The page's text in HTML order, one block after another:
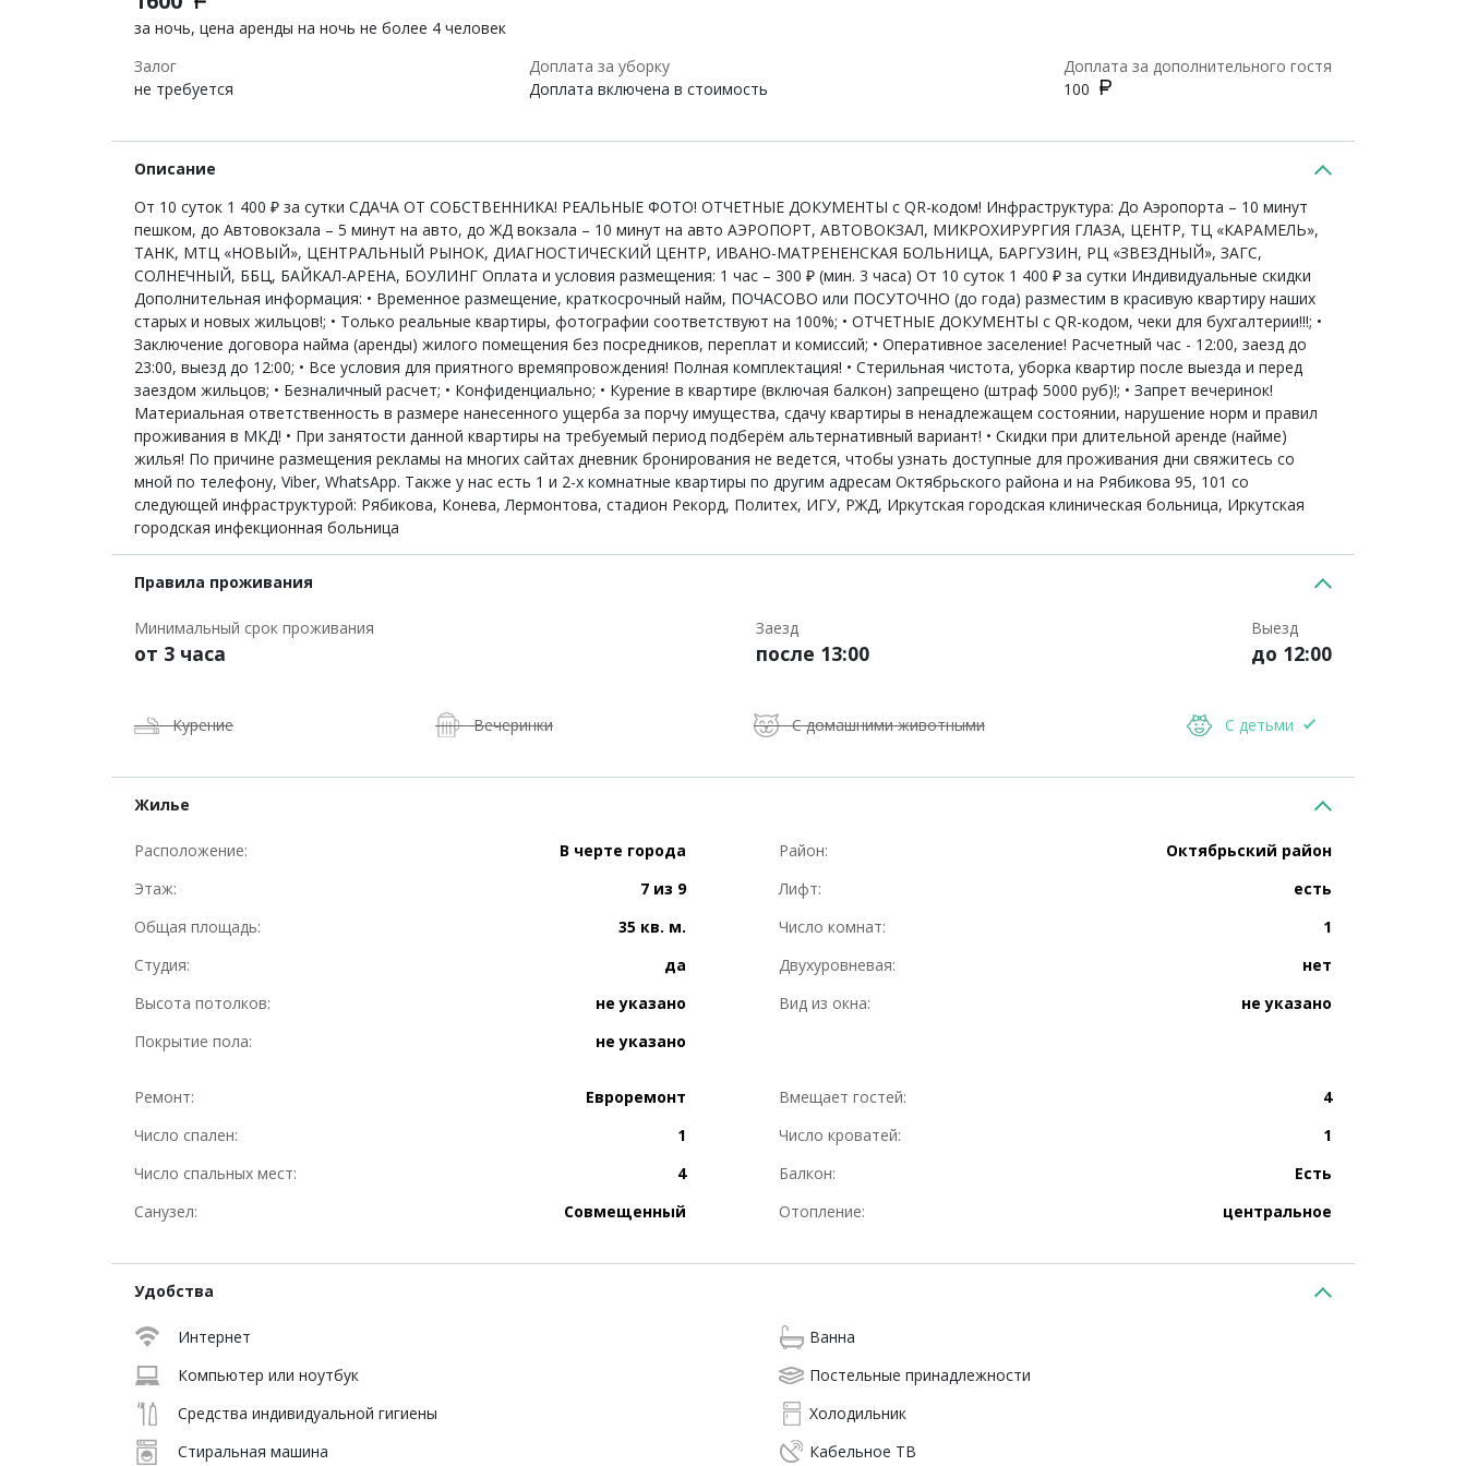
за ночь, цена аренды на ночь не более 4 человек
Залог
не требуется
Доплата за уборку
Доплата включена в стоимость
Доплата за дополнительного гостя
100
Описание
От 10 суток 1 400 ₽ за сутки СДАЧА ОТ СОБСТВЕННИКА! РЕАЛЬНЫЕ ФОТО! ОТЧЕТНЫЕ ДОКУМЕНТЫ с QR-кодом! Инфраструктура: До Аэропорта – 10 минут
пешком, до Автовокзала – 5 минут на авто, до ЖД вокзала – 10 минут на авто АЭРОПОРТ, АВТОВОКЗАЛ, МИКРОХИРУРГИЯ ГЛАЗА, ЦЕНТР, ТЦ «КАРАМЕЛЬ»,
ТАНК, МТЦ «НОВЫЙ», ЦЕНТРАЛЬНЫЙ РЫНОК, ДИАГНОСТИЧЕСКИЙ ЦЕНТР, ИВАНО-МАТРЕНЕНСКАЯ БОЛЬНИЦА, БАРГУЗИН, РЦ «ЗВЕЗДНЫЙ», ЗАГС,
СОЛНЕЧНЫЙ, ББЦ, БАЙКАЛ-АРЕНА, БОУЛИНГ Оплата и условия размещения: 1 час – 300 ₽ (мин. 3 часа) От 10 суток 1 400 ₽ за сутки Индивидуальные скидки
Дополнительная информация: • Временное размещение, краткосрочный найм, ПОЧАСОВО или ПОСУТОЧНО (до года) разместим в красивую квартиру наших
старых и новых жильцов!; • Только реальные квартиры, фотографии соответствуют на 100%; • ОТЧЕТНЫЕ ДОКУМЕНТЫ с QR-кодом, чеки для бухгалтерии!!!; •
Заключение договора найма (аренды) жилого помещения без посредников, переплат и комиссий; • Оперативное заселение! Расчетный час - 12:00, заезд до
23:00, выезд до 12:00; • Все условия для приятного времяпровождения! Полная комплектация! • Стерильная чистота, уборка квартир после выезда и перед
заездом жильцов; • Безналичный расчет; • Конфиденциально; • Курение в квартире (включая балкон) запрещено (штраф 5000 руб)!; • Запрет вечеринок!
Материальная ответственность в размере нанесенного ущерба за порчу имущества, сдачу квартиры в ненадлежащем состоянии, нарушение норм и правил
проживания в МКД! • При занятости данной квартиры на требуемый период подберём альтернативный вариант! • Скидки при длительной аренде (найме)
жилья! По причине размещения рекламы на многих сайтах дневник бронирования не ведется, чтобы узнать доступные для проживания дни свяжитесь со
мной по телефону, Viber, WhatsApp. Также у нас есть 1 и 2-х комнатные квартиры по другим адресам Октябрьского района и на Рябикова 95, 101 со
следующей инфраструктурой: Рябикова, Конева, Лермонтова, стадион Рекорд, Политех, ИГУ, РЖД, Иркутская городская клиническая больница, Иркутская
городская инфекционная больница
Правила проживания
Минимальный срок проживания
от 3 часа
Заезд
после 13:00
Выезд
до 12:00
Курение Вечеринки С домашними животными С детьми
Жилье
Расположение: В черте города Район:
Октябрьский район
Этаж:
7 из 9 Лифт:
есть
Общая площадь:
35 кв. м. Число комнат:
1
Студия:
да Двухуровневая:
нет
Высота потолков:
не указано Вид из окна:
не указано
Покрытие пола:
не указано
Ремонт: Евроремонт Вмещает гостей:
4
Число спален:
1 Число кроватей:
1
Число спальных мест:
4 Балкон:
Есть
Санузел:
Совмещенный Отопление: центральное
Удобства
Интернет
Ванна
Компьютер или ноутбук
Постельные принадлежности
Средства индивидуальной гигиены
Холодильник
Стиральная машина
Кабельное ТВ